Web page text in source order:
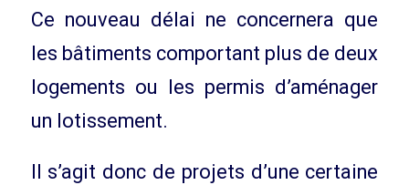
Ce nouveau délai ne concernera que
les bâtiments comportant plus de deux
logements ou les permis d’aménager
un lotissement.
Il s’agit donc de projets d’une certaine